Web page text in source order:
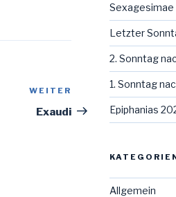
Nächster
Beitrag
WEITER
Exaudi
Sexagesimae
Letzter
2. Sonntag
1. Sonntag
Epiphanias
Allgemein